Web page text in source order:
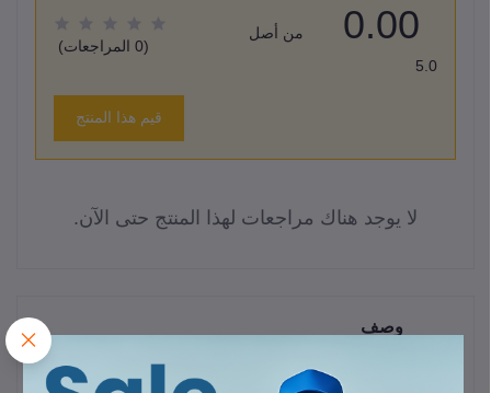
0.00
من أصل
5.0
(0 المراجعات)
قيم هذا المنتج
لا يوجد هناك مراجعات لهذا المنتج حتى الآن.
وصف